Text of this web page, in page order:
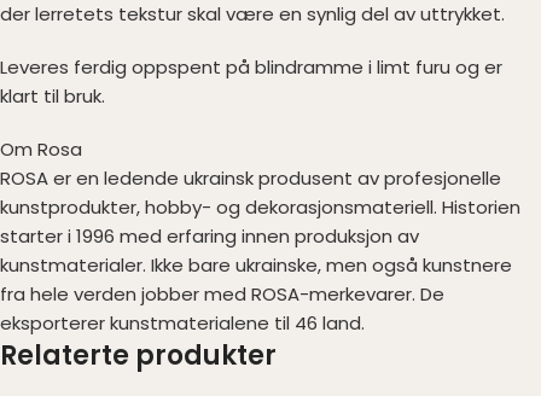
der lerretets tekstur skal være en synlig del av uttrykket.
Leveres ferdig oppspent på blindramme i limt furu og er
klart til bruk.
Om Rosa
ROSA er en ledende ukrainsk produsent av profesjonelle
kunstprodukter, hobby- og dekorasjonsmateriell. Historien
starter i 1996 med erfaring innen produksjon av
kunstmaterialer. Ikke bare ukrainske, men også kunstnere
fra hele verden jobber med ROSA-merkevarer. De
eksporterer kunstmaterialene til 46 land.
Relaterte produkter